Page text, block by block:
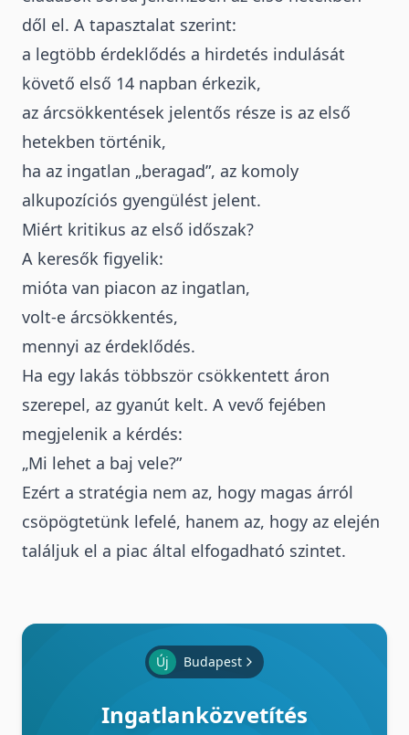
dől el. A tapasztalat szerint:
a legtöbb érdeklődés a hirdetés indulását
követő első 14 napban érkezik,
az árcsökkentések jelentős része is az első
hetekben történik,
ha az ingatlan „beragad”, az komoly
alkupozíciós gyengülést jelent.
Miért kritikus az első időszak?
A keresők figyelik:
mióta van piacon az ingatlan,
volt-e árcsökkentés,
mennyi az érdeklődés.
Ha egy lakás többször csökkentett áron
szerepel, az gyanút kelt. A vevő fejében
megjelenik a kérdés:
„Mi lehet a baj vele?”
Ezért a stratégia nem az, hogy magas árról
csöpögtetünk lefelé, hanem az, hogy az elején
találjuk el a piac által elfogadható szintet.
Új Budapest
Ingatlanközvetítés